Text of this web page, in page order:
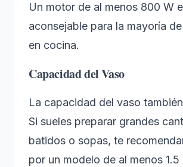
Un motor de al menos 800 W
aconsejable para la mayoría
en cocina.
Capacidad del Vaso
La capacidad del vaso
Si sueles preparar grandes
batidos o sopas, te
por un modelo de al menos